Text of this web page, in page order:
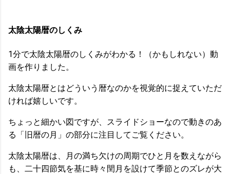
太陰太陽暦のしくみ
1分で太陰太陽暦のしくみがわかる！（かもしれない）動
画を作りました。
太陰太陽暦とはどういう暦なのかを視覚的に捉えていただ
ければ嬉しいです。
ちょっと細かい図ですが、スライドショーなので動きのあ
る「旧暦の月」の部分に注目してご覧ください。
太陰太陽暦は、月の満ち欠けの周期でひと月を数えながら
も、二十四節気を基に時々閏月を設けて季節とのズレが大